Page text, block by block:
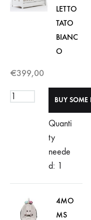
LETTO
TATO
BIANC
O
€399,00
Quanti
ty
neede
d: 1
4MO
MS